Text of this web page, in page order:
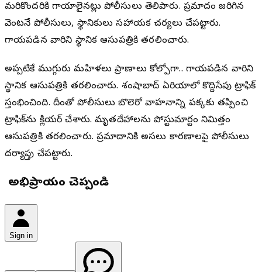
మరికొందరికి గాయాలైనట్లు పోలీసులు తెలిపారు. ప్రమాదం జరిగిన
వెంటనే పోలీసులు, స్థానికులు సహాయక చర్యలు చేపట్టారు.
గాయపడిన వారిని స్థానిక ఆసుపత్రికి తరలించారు.
అప్పటికే ముగ్గురు మహిళలు ప్రాణాలు కోల్పోగా.. గాయపడిన వారిని
స్థానిక ఆసుపత్రికి తరలించారు. శంషాబాద్ ఏరియాలో కొద్దిసేపు ట్రాఫిక్
స్తంభించింది. దీంతో పోలీసులు బొలెరో వాహనాన్ని పక్కకు తప్పించి
ట్రాఫిక్‌ను క్లియర్ చేశారు. మృతదేహాలను పోస్టుమార్టం నిమిత్తం
ఆసుపత్రికి తరలించారు. ప్రమాదానికి అసలు కారణాలపై పోలీసులు
దర్యాప్తు చేపట్టారు.
మీ అభిప్రాయం చెప్పండి
Sign in